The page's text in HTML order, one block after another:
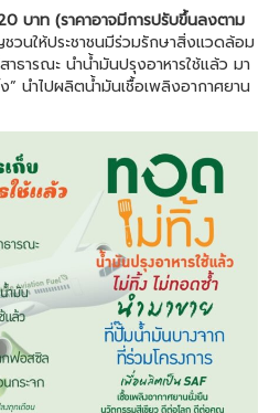
บาท (ราคาอาจมีการปรับขึ้นลงตาม
วนให้ประชาชนมีร่วมรักษาสิ่งแวดล้อม
ธารณะ นำน้ำมันปรุงอาหารใช้แล้ว มา
” นำไปผลิตน้ำมันเชื้อเพลิงอากาศยาน